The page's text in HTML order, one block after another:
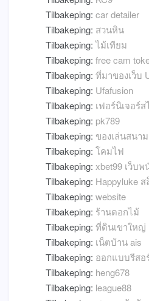
Tilbakeping: car detailer
Tilbakeping: สวนหิน
Tilbakeping:ไม้เทียม
Tilbakeping: free cam
Tilbakeping: ที่มาของเว็บ
Tilbakeping: Ufafusion
Tilbakeping: เฟอร์นิเจอร์
Tilbakeping: pk789
Tilbakeping: ของเล่นสนาม
Tilbakeping: โคมไฟ
Tilbakeping: xbet99 เว็บ
Tilbakeping: Happyluke
Tilbakeping: website
Tilbakeping: ร้านดอกไม้
Tilbakeping: ที่ดินเขาใหญ่
Tilbakeping: เน็ตบ้าน ais
Tilbakeping: ออกแบบรีสอ
Tilbakeping: heng678
Tilbakeping: league88